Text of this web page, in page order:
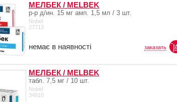
МЕЛБЕК / MELBEK
р-р д/ин. 15 мг амп. 1,5 мл / 3 шт.
Nobel
27713
немає в наявності заказать
МЕЛБЕК / MELBEK
табл. 7,5 мг / 10 шт.
Nobel
34910